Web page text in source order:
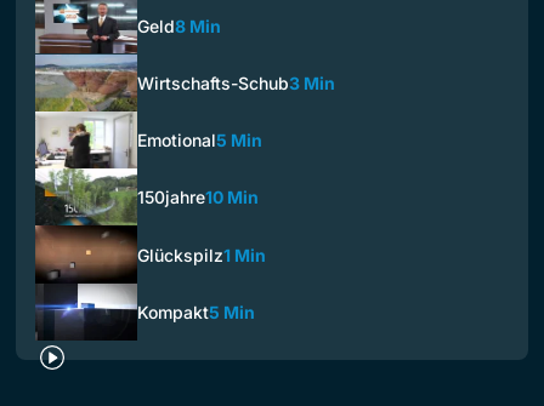
Geld8 Min
Wirtschafts-Schub3 Min
Emotional5 Min
150jahre10 Min
Glückspilz1 Min
Kompakt5 Min